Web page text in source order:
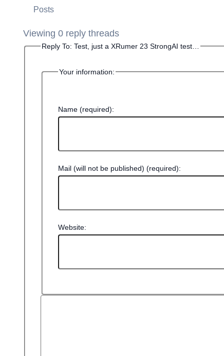
Posts
Viewing 0 reply threads
Reply To: Test, just a XRumer 23 StrongAI test…
Your information:
Name (required):
Mail (will not be published) (required):
Website: